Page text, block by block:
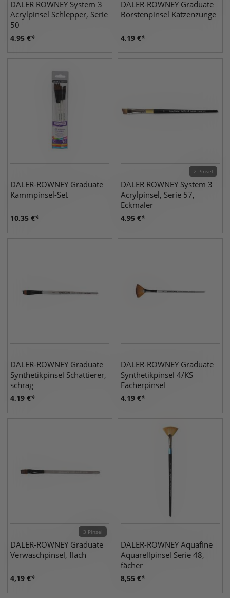
DALER ROWNEY System 3
Acrylpinsel Schlepper, Serie
50
4,95 €
DALER-ROWNEY Graduate
Borstenpinsel Katzenzunge
4,19 €
DALER-ROWNEY Graduate
Kammpinsel-Set
10,35 €
2 Pinsel
DALER ROWNEY System 3
Acrylpinsel, Serie 57,
Eckmaler
4,95 €
DALER-ROWNEY Graduate
Synthetikpinsel Schattierer,
schräg
4,19 €
DALER-ROWNEY Graduate
Synthetikpinsel 4/KS
Fächerpinsel
4,19 €
3 Pinsel
DALER-ROWNEY Graduate
Verwaschpinsel, flach
4,19 €
DALER-ROWNEY Aquafine
Aquarellpinsel Serie 48,
fächer
8,55 €